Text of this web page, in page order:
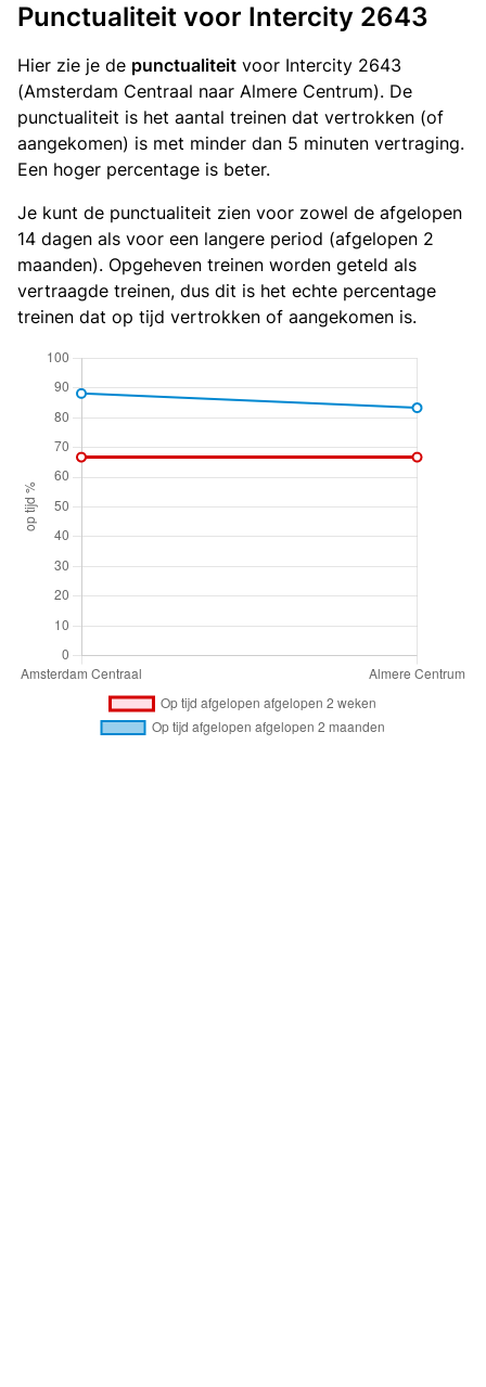
Punctualiteit voor Intercity 2643
Hier zie je de punctualiteit voor Intercity 2643
(Amsterdam Centraal naar Almere Centrum). De
punctualiteit is het aantal treinen dat vertrokken (of
aangekomen) is met minder dan 5 minuten vertraging.
Een hoger percentage is beter.
Je kunt de punctualiteit zien voor zowel de afgelopen
14 dagen als voor een langere period (afgelopen 2
maanden). Opgeheven treinen worden geteld als
vertraagde treinen, dus dit is het echte percentage
treinen dat op tijd vertrokken of aangekomen is.